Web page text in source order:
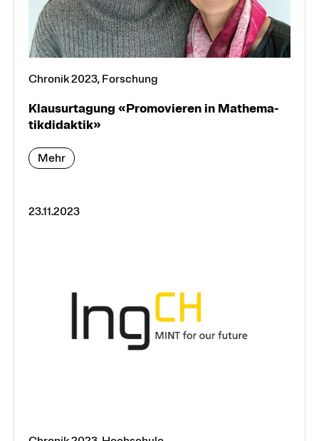
Chronik 2023, Forschung
Klausurtagung «Pro­mo­vie­ren in Mathe­ma­
tik­di­dak­tik»
Mehr
23.11.2023